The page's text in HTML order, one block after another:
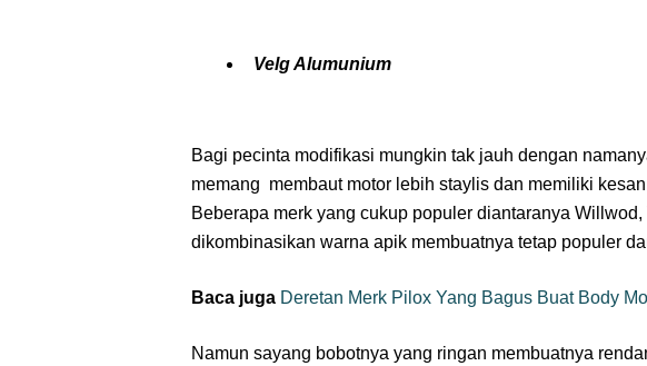
Velg Alumunium
Bagi pecinta modifikasi mungkin tak jauh dengan
memang membaut motor lebih staylis dan memiliki
Beberapa merk yang cukup populer diantaranya
dikombinasikan warna apik membuatnya tetap populer
Baca juga Deretan Merk Pilox Yang Bagus Buat Body
Namun sayang bobotnya yang ringan membuatnya